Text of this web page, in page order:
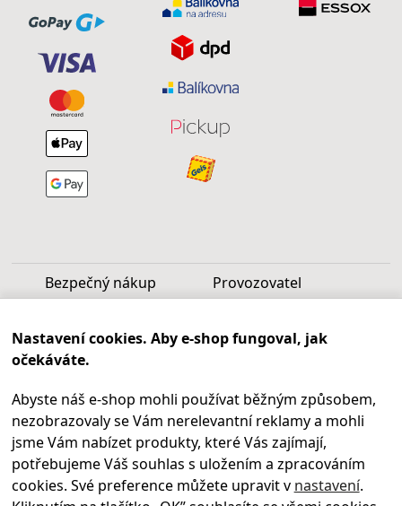
Bezpečný nákup Provozovatel
Infolinka
Po - Pá 9.00 - 17.00
+420469 621 252
Kontakty
Kariéra
Nastavení cookies. Aby e-shop fungoval, jak
očekáváte.
Abyste náš e-shop mohli používat běžným způsobem,
nezobrazovaly se Vám nerelevantní reklamy a mohli
jsme Vám nabízet produkty, které Vás zajímají,
potřebujeme Váš souhlas s uložením a zpracováním
cookies. Své preference můžete upravit v nastavení.